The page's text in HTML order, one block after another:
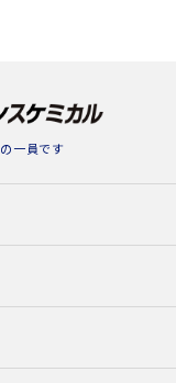
の一員です